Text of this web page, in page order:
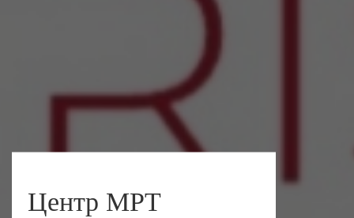
Центр МРТ